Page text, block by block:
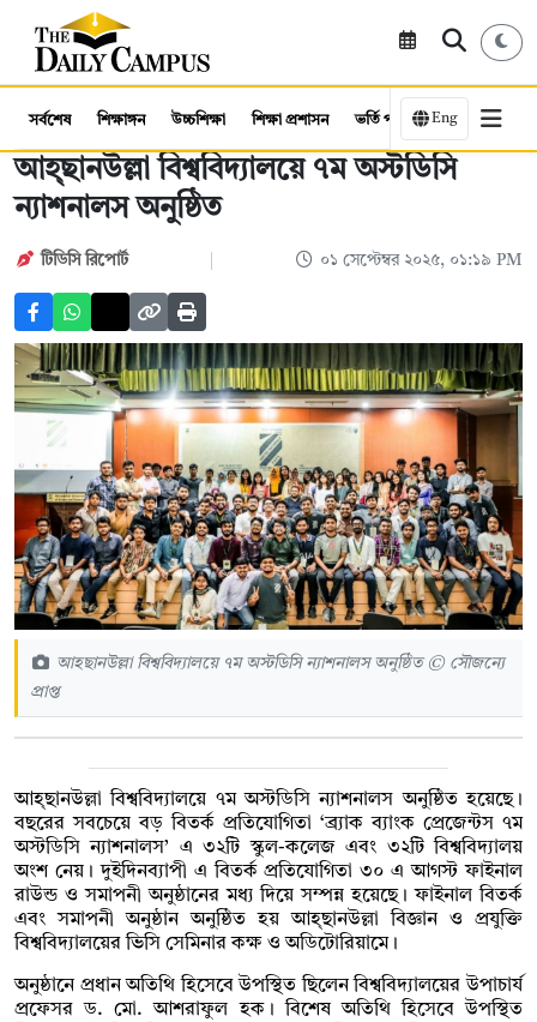
সর্বশেষ শিক্ষাঙ্গন উচ্চশিক্ষা শিক্ষা প্রশাসন ভর্তি পরীক্ষা কর্মসংস্থান
Eng
আহ্ছানউল্লা বিশ্ববিদ্যালয়ে ৭ম অস্টডিসি
ন্যাশনালস অনুষ্ঠিত
টিডিসি রিপোর্ট ০১ সেপ্টেম্বর ২০২৫, ০১:১৯ PM
আহছানউল্লা বিশ্ববিদ্যালয়ে ৭ম অস্টডিসি ন্যাশনালস অনুষ্ঠিত © সৌজন্যে
প্রাপ্ত
আহ্ছানউল্লা বিশ্ববিদ্যালয়ে ৭ম অস্টডিসি ন্যাশনালস অনুষ্ঠিত হয়েছে।
বছরের সবচেয়ে বড় বিতর্ক প্রতিযোগিতা ‘ব্র্যাক ব‍্যাংক প্রেজেন্টস ৭ম
অস্টডিসি ন্যাশনালস’ এ ৩২টি স্কুল-কলেজ এবং ৩২টি বিশ্ববিদ্যালয়
অংশ নেয়। দুইদিনব্যাপী এ বিতর্ক প্রতিযোগিতা ৩০ এ আগস্ট ফাইনাল
রাউন্ড ও সমাপনী অনুষ্ঠানের মধ্য দিয়ে সম্পন্ন হয়েছে। ফাইনাল বিতর্ক
এবং সমাপনী অনুষ্ঠান অনুষ্ঠিত হয় আহ্ছানউল্লা বিজ্ঞান ও প্রযুক্তি
বিশ্ববিদ্যালয়ের ভিসি সেমিনার কক্ষ ও অডিটোরিয়ামে।
অনুষ্ঠানে প্রধান অতিথি হিসেবে উপস্থিত ছিলেন বিশ্ববিদ্যালয়ের উপাচার্য
প্রফেসর ড. মো. আশরাফুল হক। বিশেষ অতিথি হিসেবে উপস্থিত